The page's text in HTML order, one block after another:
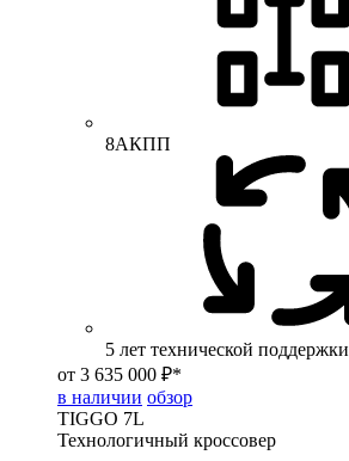
8АКПП
5 лет технической поддержки
от 3 635 000 ₽*
в наличии обзор
TIGGO 7L
Технологичный кроссовер